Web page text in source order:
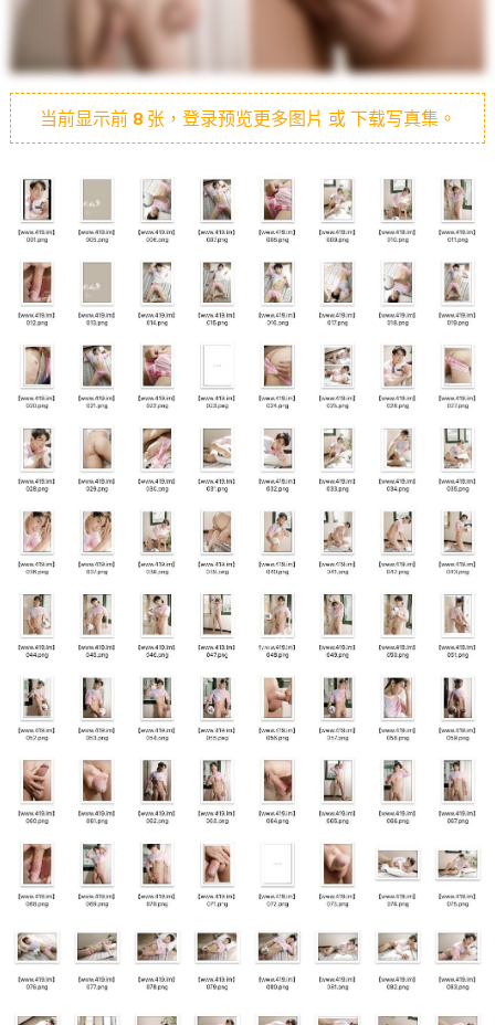
当前显示前 8张，登录预览更多图片 或 下载写真集。